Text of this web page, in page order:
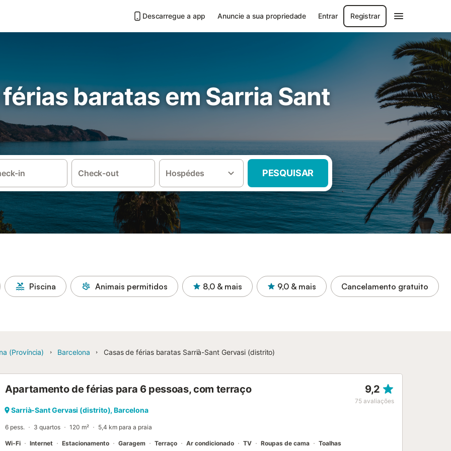
Descarregue a app Anuncie a sua propriedade Entrar Registrar
baratas em Sarria Sant
in Check-out Hospédes PESQUISAR
Piscina Animais permitidos 8,0 & mais 9,0 & mais Cancelamento gratuito
(Província) Barcelona Casas de férias baratas Sarrià-Sant Gervasi (distrito)
Apartamento de férias para 6 pessoas, com terraço 9,2
75 avaliações
Sarrià-Sant Gervasi (distrito), Barcelona
6 pess. 3 quartos 120 m² 5,4 km para a praia
Wi-Fi Internet Estacionamento Garagem Terraço Ar condicionado TV Roupas de cama Toalhas